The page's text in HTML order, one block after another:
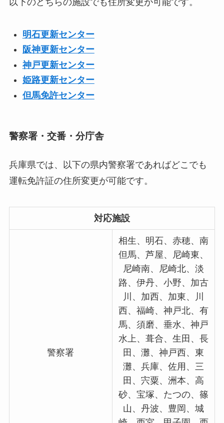
明石更新センター
阪神更新センター
神戸更新センター
姫路更新センター
但馬免許センター
警察署・交番・分庁舎
兵庫県では、以下の県内警察署であればどこでも
運転免許証の住所変更が可能です。
対応施設
警察署
相生、明石、赤穂、南
但馬、芦屋、尼崎東、
尼崎南、尼崎北、淡
路、伊丹、小野、加古
川、加西、加東、川
西、福崎、神戸北、有
馬、須磨、垂水、神戸
水上、葺合、生田、長
田、灘、神戸西、東
灘、兵庫、佐用、三
田、宍粟、洲本、高
砂、宝塚、たつの、篠
山、丹波、豊岡、城